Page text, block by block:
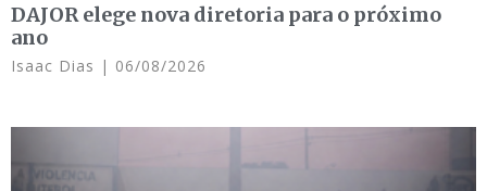
DAJOR elege nova diretoria para o próximo
ano
Isaac Dias 06/08/2026